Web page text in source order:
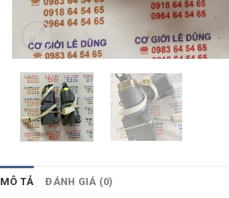
MÔ TẢ ĐÁNH GIÁ (0)